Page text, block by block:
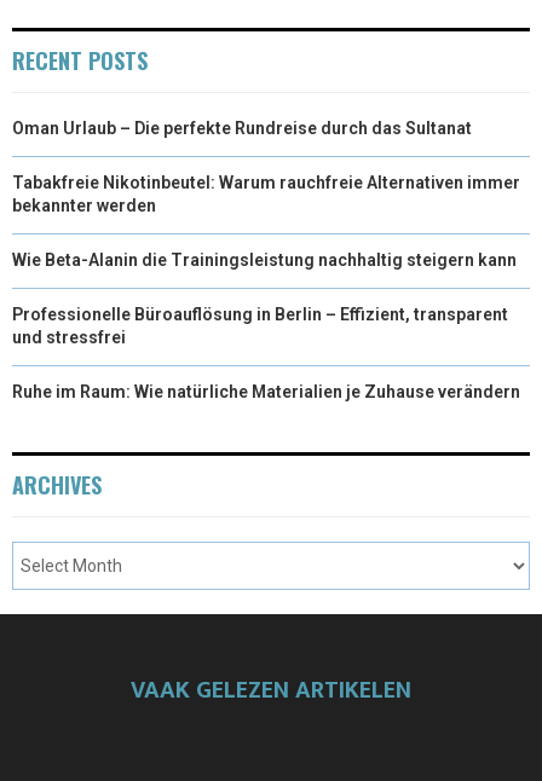
RECENT POSTS
Oman Urlaub – Die perfekte Rundreise durch das Sultanat
Tabakfreie Nikotinbeutel: Warum rauchfreie Alternativen immer
bekannter werden
Wie Beta-Alanin die Trainingsleistung nachhaltig steigern kann
Professionelle Büroauflösung in Berlin – Effizient, transparent
und stressfrei
Ruhe im Raum: Wie natürliche Materialien je Zuhause verändern
ARCHIVES
VAAK GELEZEN ARTIKELEN